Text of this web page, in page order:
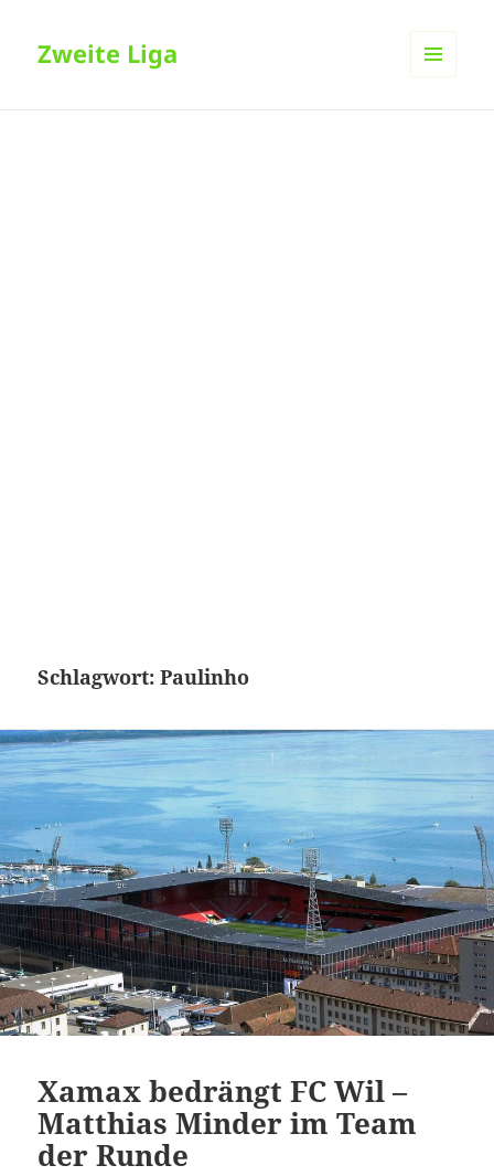
Zweite Liga
Schlagwort:Paulinho
Xamax bedrängt FC Wil –
Matthias Minder im Team
der Runde